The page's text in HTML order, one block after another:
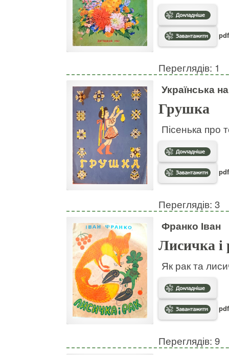
Переглядів: 1
Українська
Грушка
Пісенька про
Переглядів: 3
Франко Іван
Лисичка і
Як рак та
Переглядів: 9